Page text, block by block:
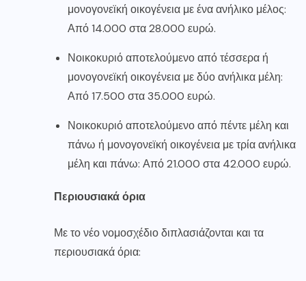
μονογονεϊκή οικογένεια με ένα ανήλικο μέλος:
Από 14.000 στα 28.000 ευρώ.
Νοικοκυριό αποτελούμενο από τέσσερα ή
μονογονεϊκή οικογένεια με δύο ανήλικα μέλη:
Από 17.500 στα 35.000 ευρώ.
Νοικοκυριό αποτελούμενο από πέντε μέλη και
πάνω ή μονογονεϊκή οικογένεια με τρία ανήλικα
μέλη και πάνω: Από 21.000 στα 42.000 ευρώ.
Περιουσιακά όρια
Με το νέο νομοσχέδιο διπλασιάζονται και τα
περιουσιακά όρια: